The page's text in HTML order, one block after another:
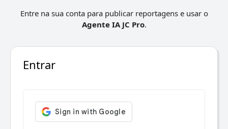
Entre na sua conta para publicar reportagens e usar o
Agente IA JC Pro.
Entrar